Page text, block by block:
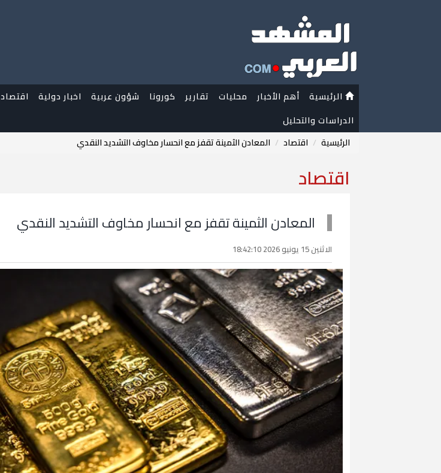
الرئيسية أهم الأخبار محليات تقارير كورونا شؤون عربية اخبار دولية اقتصاد
الدراسات والتحليل
الرئيسية
اقتصاد المعادن الثمينة تقفز مع انحسار مخاوف التشديد النقدي
اقتصاد
المعادن الثمينة تقفز مع انحسار مخاوف التشديد النقدي
الاثنين 15 يونيو 2026 18:42:10